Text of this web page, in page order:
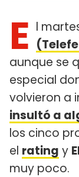
E l
aunque se
especial
volvieron a
insultó a
los cinco
el rating y
muy poco.